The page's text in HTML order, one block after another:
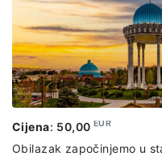
Cijena: 50,00 EUR
Obilazak započinjemo u